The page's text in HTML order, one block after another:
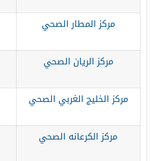
مركز المطار الصحي
مركز الريان الصحي
مركز الخليج الغربي الصحي
مركز الكرعانه الصحي